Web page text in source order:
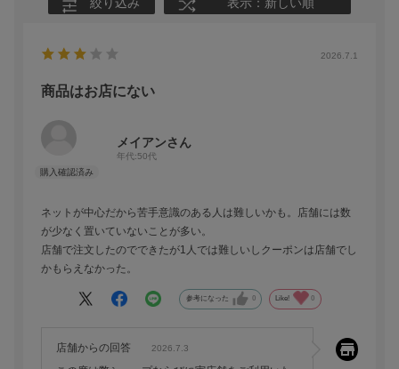
2026.7.1
商品はお店にない
メイアンさん
年代:50代
ネットが中心だから苦手意識のある人は難しいかも。店舗には数
が少なく置いていないことが多い。
店舗で注文したのでできたが1人では難しいしクーポンは店舗でし
かもらえなかった。
参考になった 0 Like! 0
店舗からの回答 2026.7.3